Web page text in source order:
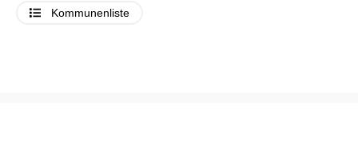
Kommunenliste